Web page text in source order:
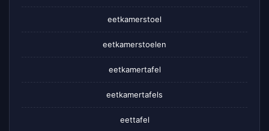
eetkamerstoel
eetkamerstoelen
eetkamertafel
eetkamertafels
eettafel